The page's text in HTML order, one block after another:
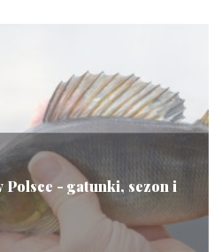
Polsce - gatunki, sezon i